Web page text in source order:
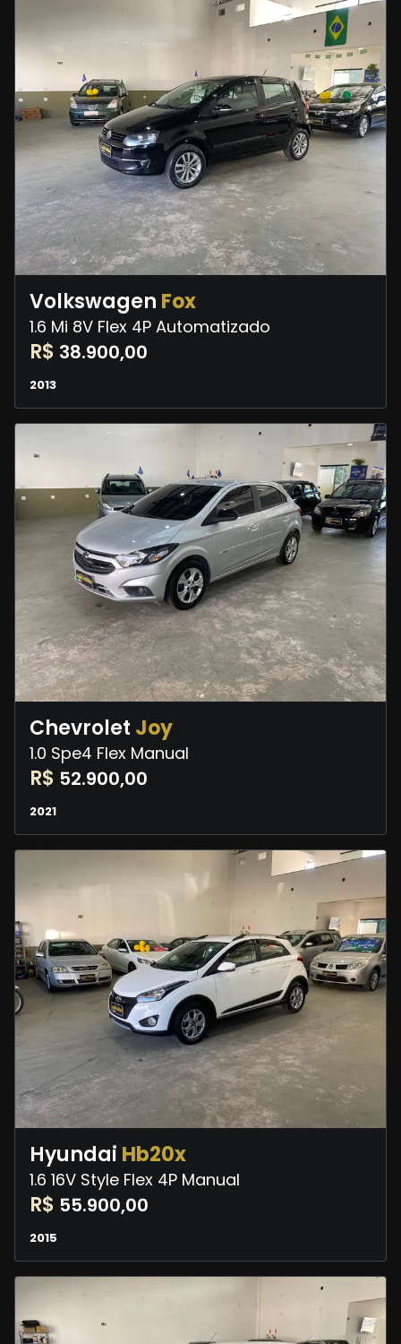
Volkswagen Fox
1.6 Mi 8V Flex 4P Automatizado
R$ 38.900,00
2013
Chevrolet Joy
1.0 Spe4 Flex Manual
R$ 52.900,00
2021
Hyundai Hb20x
1.6 16V Style Flex 4P Manual
R$ 55.900,00
2015